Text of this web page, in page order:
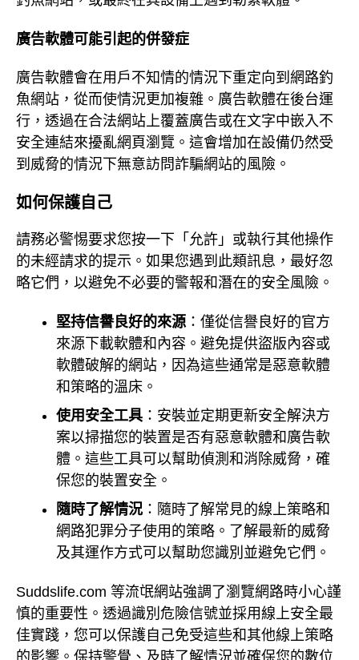
廣告軟體可能引起的併發症
廣告軟體會在用戶不知情的情況下重定向到網路釣
魚網站，從而使情況更加複雜。廣告軟體在後台運
行，透過在合法網站上覆蓋廣告或在文字中嵌入不
安全連結來擾亂網頁瀏覽。這會增加在設備仍然受
到威脅的情況下無意訪問詐騙網站的風險。
如何保護自己
請務必警惕要求您按一下「允許」或執行其他操作
的未經請求的提示。如果您遇到此類訊息，最好忽
略它們，以避免不必要的警報和潛在的安全風險。
堅持信譽良好的來源 ：僅從信譽良好的官方
來源下載軟體和內容。避免提供盜版內容或
軟體破解的網站，因為這些通常是惡意軟體
和策略的溫床。
使用安全工具 ：安裝並定期更新安全解決方
案以掃描您的裝置是否有惡意軟體和廣告軟
體。這些工具可以幫助偵測和消除威脅，確
保您的裝置安全。
隨時了解情況 ：隨時了解常見的線上策略和
網路犯罪分子使用的策略。了解最新的威脅
及其運作方式可以幫助您識別並避免它們。
Suddslife.com 等流氓網站強調了瀏覽網路時小心謹
慎的重要性。透過識別危險信號並採用線上安全最
佳實踐，您可以保護自己免受這些和其他線上策略
的影響。保持警覺、及時了解情況並確保您的數位